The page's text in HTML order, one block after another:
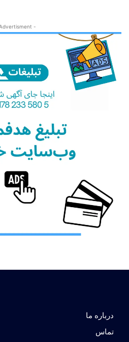
- Advertisment -
درباره ما
تماس